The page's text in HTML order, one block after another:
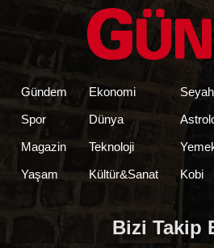
Gündem
Spor
Magazin
Yaşam
Ekonomi
Dünya
Teknoloji
Kültür&Sanat
Kobi
Bizi Takip